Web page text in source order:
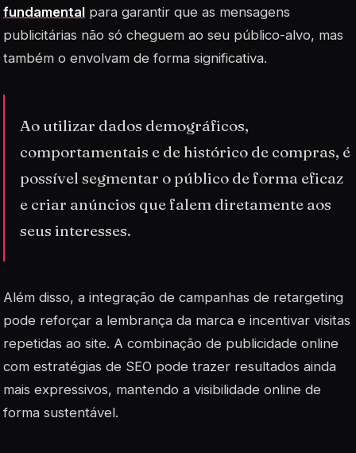
fundamental para garantir que as mensagens
publicitárias não só cheguem ao seu público-alvo, mas
também o envolvam de forma significativa.
Ao utilizar dados demográficos,
comportamentais e de histórico de compras, é
possível segmentar o público de forma eficaz
e criar anúncios que falem diretamente aos
seus interesses.
Além disso, a integração de campanhas de retargeting
pode reforçar a lembrança da marca e incentivar visitas
repetidas ao site. A combinação de publicidade online
com estratégias de SEO pode trazer resultados ainda
mais expressivos, mantendo a visibilidade online de
forma sustentável.